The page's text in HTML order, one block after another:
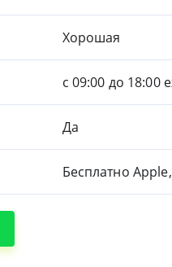
Хорошая
с 09:00 до 18:00
Да
Бесплатно